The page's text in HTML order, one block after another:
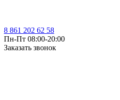
8 861 202 62 58
Пн-Пт 08:00-20:00
Заказать звонок